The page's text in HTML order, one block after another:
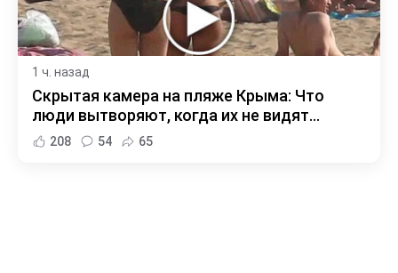
1 ч. назад
Скрытая камера на пляже Крыма: Что
люди вытворяют, когда их не видят...
208 54 65